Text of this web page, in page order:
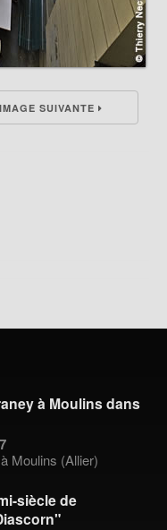
IMAGE SUIVANTE
à Moulins dans
à Moulins (Allier)
siècle de